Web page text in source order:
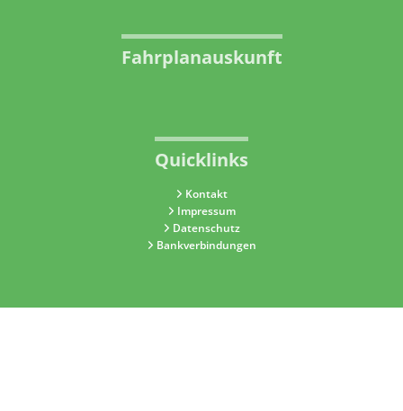
Fahrplanauskunft
Quicklinks
Kontakt
Impressum
Datenschutz
Bankverbindungen